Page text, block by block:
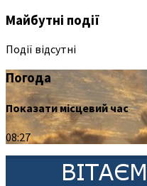
Майбутні події
Події відсутні
Погода
Показати місцевий час
08:27